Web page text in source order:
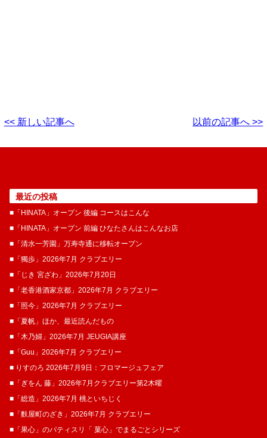
<< 新しい記事へ 以前の記事へ >>
最近の投稿
■「HINATA」オープン 後編 コースはこんな
■「HINATA」オープン 前編 ひなたさんはこんなお店
■「清水一芳園」万寿寺通に移転オープン
■「獨歩」2026年7月 クラブエリー
■「じき 宮ざわ」2026年7月20日
■「老香港酒家京都」2026年7月 クラブエリー
■「照今」2026年7月 クラブエリー
■「夏帆」ほか、最近読んだもの
■「木乃婦」2026年7月 JEUGIA講座
■「Guu」2026年7月 クラブエリー
■ りすのろ 2026年7月9日：フロマージュフェア
■「ぎをん 藤」2026年7月クラブエリー第2木曜
■「総造」2026年7月 桃といちじく
■「麩屋町のざき」2026年7月 クラブエリー
■「果心」のパティスリ「 菓​心」でまるごとシリーズ